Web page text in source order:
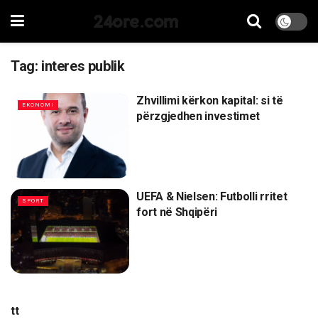
24ore.com
Tag: interes publik
EKONOMI
Zhvillimi kërkon kapital: si të
përzgjedhen investimet
SPORT
UEFA & Nielsen: Futbolli rritet
fort në Shqipëri
tt